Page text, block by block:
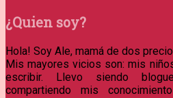
¿Quien soy?
Hola! Soy Ale, mamá de dos
Mis mayores vicios son: mis
escribir. Llevo siendo
compartiendo mis